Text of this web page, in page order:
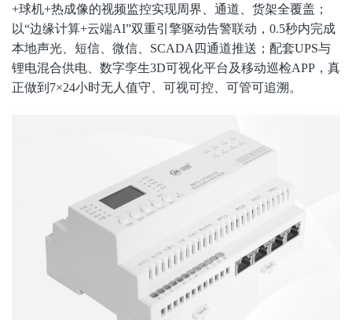
+球机+热成像的视频监控实现周界、通道、货架全覆盖；
以“边缘计算+云端AI”双重引擎驱动告警联动，0.5秒内完成
本地声光、短信、微信、SCADA四通道推送；配套UPS与
锂电混合供电、数字孪生3D可视化平台及移动巡检APP，真
正做到7×24小时无人值守、可视可控、可管可追溯。